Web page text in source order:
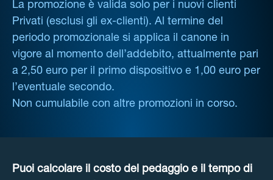
La promozione è valida solo per i nuovi clienti
Privati (esclusi gli ex-clienti). Al termine del
periodo promozionale si applica il canone in
vigore al momento dell’addebito, attualmente pari
a 2,50 euro per il primo dispositivo e 1,00 euro per
l’eventuale secondo.
Non cumulabile con altre promozioni in corso.
Puoi calcolare il costo del pedaggio e il tempo di